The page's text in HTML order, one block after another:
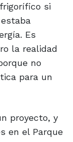
si
Es
la realidad
no
para un
proyecto, y
en el Parque